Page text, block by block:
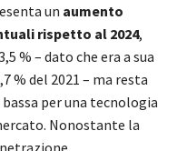
un aumento
rispetto al 2024,
% – dato che era a sua
% del 2021 – ma resta
per una tecnologia
Nonostante la